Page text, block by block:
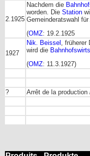
2.1925
Nachdem die
worden. Die Station
Gemeinderatswahl für
(OMZ: 19.2.1925
1927
Nik. Beissel ,
wird die
(OMZ: 11.3.1927)
? Arrêt de la